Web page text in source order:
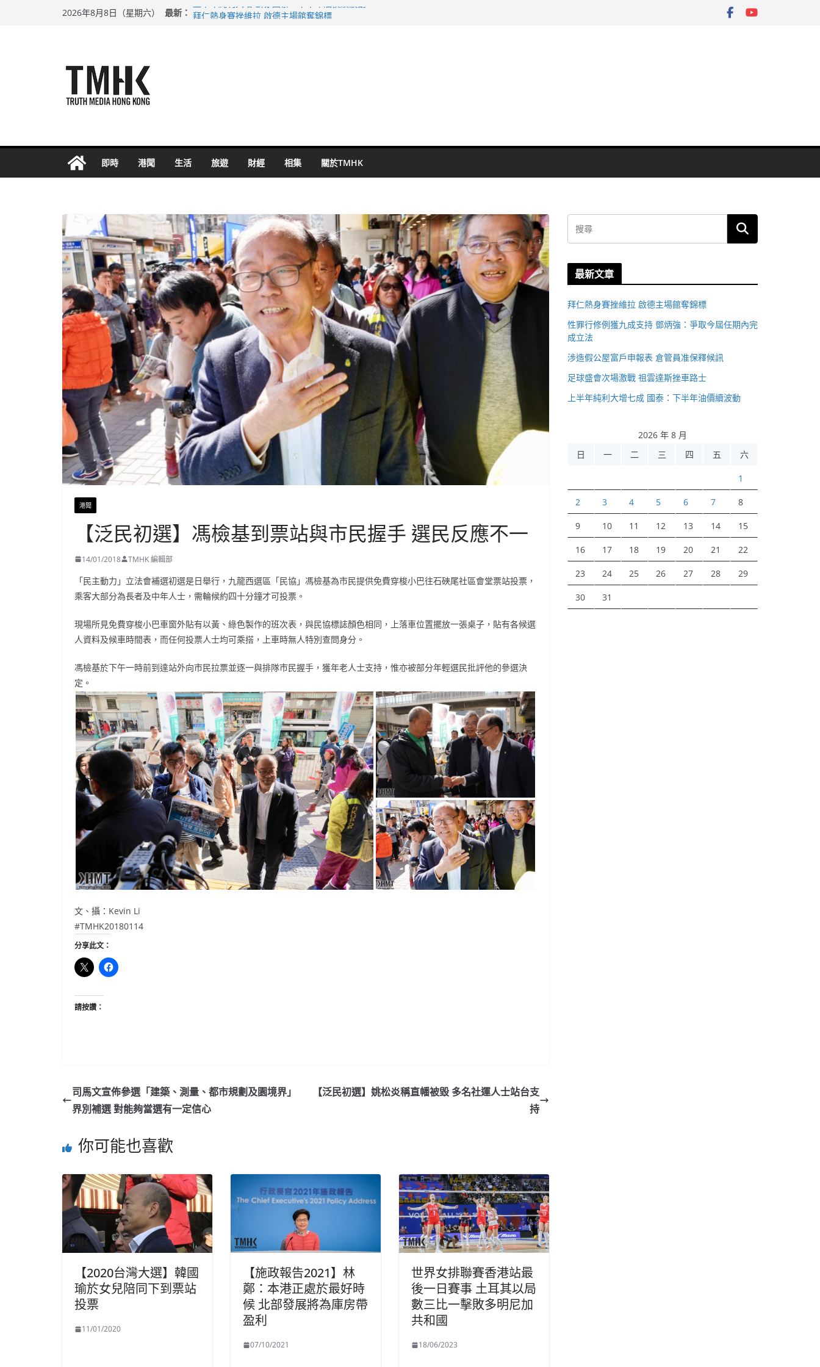
2026年8月8日（星期六） 最新： 上半年純利大增七成 國泰：下半年油價續波動
即時 港聞 生活 旅遊 財經 相集 關於TMHK
港聞
【泛民初選】馮檢基到票站與市民握手 選民反應不一
14/01/2018 TMHK 編輯部
「民主動力」立法會補選初選是日舉行，九龍西選區「民協」馮檢基為市民提供免費穿梭小巴往石硤尾社區會堂票站投票，
乘客大部分為長者及中年人士，需輪候約四十分鐘才可投票。
現場所見免費穿梭小巴車窗外貼有以黃、綠色製作的班次表，與民協標誌顏色相同，上落車位置擺放一張桌子，貼有各候選
人資料及候車時間表，而任何投票人士均可乘搭，上車時無人特別查問身分。
馮檢基於下午一時前到達站外向市民拉票並逐一與排隊市民握手，獲年老人士支持，惟亦被部分年輕選民批評他的參選決
定。
文、攝：Kevin Li
#TMHK20180114
分享此文：
請按讚：
司馬文宣佈參選「建築、測量、都市規劃及園境界」
界別補選 對能夠當選有一定信心
【泛民初選】姚松炎稱直幡被毀 多名社運人士站台支
持
你可能也喜歡
【2020台灣大選】韓國
瑜於女兒陪同下到票站
投票
11/01/2020
【施政報告2021】林
鄭：本港正處於最好時
候 北部發展將為庫房帶
盈利
07/10/2021
世界女排聯賽香港站最
後一日賽事 土耳其以局
數三比一擊敗多明尼加
共和國
18/06/2023
最新文章
拜仁熱身賽挫維拉 啟德主場館奪錦標
性罪行修例獲九成支持 鄧炳強：爭取今屆任期內完
成立法
涉造假公屋富戶申報表 倉管員准保釋候訊
足球盛會次場激戰 祖雲達斯挫車路士
上半年純利大增七成 國泰：下半年油價續波動
2026 年 8 月
日
一 二 三 四 五 六
1
2 3 4 5 6 7 8
9 10 11 12 13 14 15
16 17 18 19 20 21 22
23 24 25 26 27 28 29
30 31